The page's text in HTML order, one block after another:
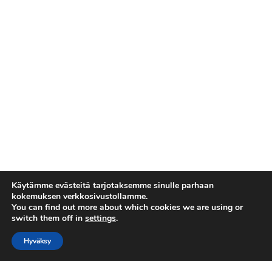
Copyright © Euroopan avaruusjärjestö. Kaikki oikeudet
pidätetään.
Käytämme evästeitä tarjotaksemme sinulle parhaan
kokemuksen verkkosivustollamme.
You can find out more about which cookies we are using or
switch them off in settings.
Hyväksy